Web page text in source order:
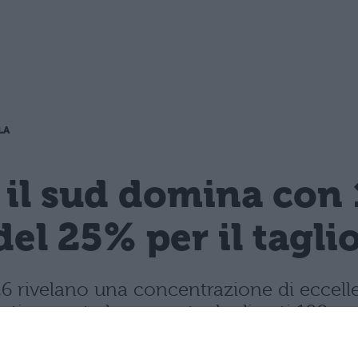
sud domina con
25% per il
rivelano una concentrazione di
la percentuale di voti 100.